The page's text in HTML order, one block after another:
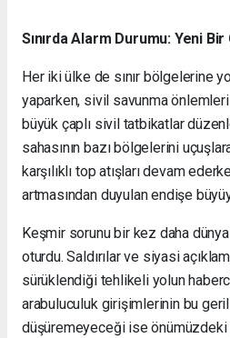
Sınırda Alarm Durumu: Yeni Bir
Her iki ülke de sınır bölgelerine
yaparken, sivil savunma önlemleri
büyük çaplı sivil tatbikatlar
sahasının bazı bölgelerini
karşılıklı top atışları devam
artmasından duyulan endişe
Keşmir sorunu bir kez daha
oturdu. Saldırılar ve siyasi
sürüklendiği tehlikeli yolun
arabuluculuk girişimlerinin bu
düşüremeyeceği ise